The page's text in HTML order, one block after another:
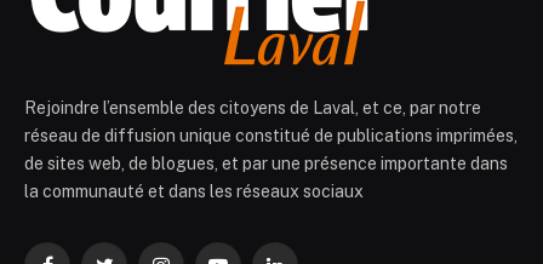
Rejoindre l’ensemble des citoyens de Laval, et ce, par notre
réseau de diffusion unique constitué de publications imprimées,
de sites web, de blogues, et par une présence importante dans
la communauté et dans les réseaux sociaux